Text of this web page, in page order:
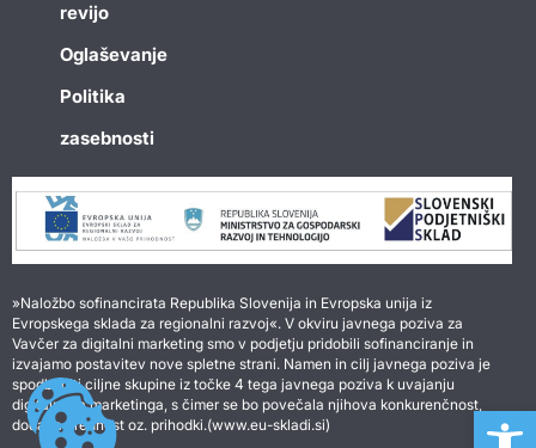
revijo
Oglaševanje
Politika
zasebnosti
»Naložbo sofinancirata Republika Slovenija in Evropska unija iz
Evropskega sklada za regionalni razvoj«. V okviru javnega poziva za
Vavčer za digitalni marketing smo v podjetju pridobili sofinanciranje in
izvajamo postavitev nove spletne strani. Namen in cilj javnega poziva je
spodbuditi ciljne skupine iz točke 4 tega javnega poziva k uvajanju
digitalnega marketinga, s čimer se bo povečala njihova konkurenčnost,
dodana vrednost oz. prihodki.(www.eu-skladi.si)